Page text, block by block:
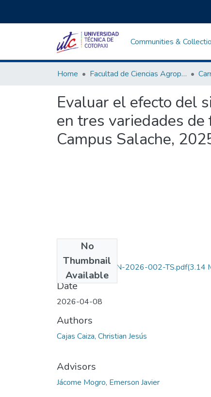
Communities &
Home Facultad de Ciencias Agropecuarias y Recursos Naturales
Evaluar el efecto del
en tres variedades
Campus Salache,
No
Thumbnail
Available
UTC-CAREN-AGN-2026-002-TS.pdf(3.14
Date
2026-04-08
Authors
Cajas Caiza, Christian Jesús
Advisors
Jácome Mogro, Emerson Javier